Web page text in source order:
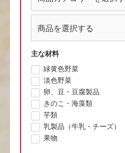
主な材料
緑黄色野菜
淡色野菜
卵、豆・豆腐製品
きのこ・海藻類
芋類
乳製品（牛乳・チーズ）
果物